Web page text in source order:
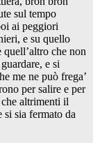
sul tempo
ai peggiori
e su quello
quell’altro che non
e si
me ne può frega’
per salire e per
che altrimenti il
si sia fermato da